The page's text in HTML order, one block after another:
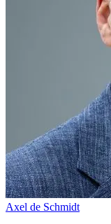
Axel de Schmidt